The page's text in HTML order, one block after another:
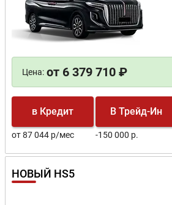
Цена: от 6 379 710 ₽
в Кредит
от 87 044 р/мес
В Трейд-Ин
-150 000 р.
НОВЫЙ HS5